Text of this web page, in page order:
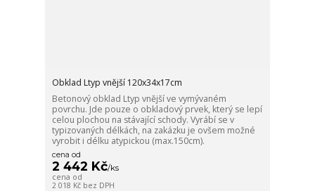
Obklad Ltyp vnější 120x34x17cm
Betonový obklad Ltyp vnější ve vymývaném
povrchu. Jde pouze o obkladový prvek, který se lepí
celou plochou na stávající schody. Vyrábí se v
typizovaných délkách, na zakázku je ovšem možné
vyrobit i délku atypickou (max.150cm).
cena od
2 442 Kč/ks
cena od
2 018 Kč bez DPH